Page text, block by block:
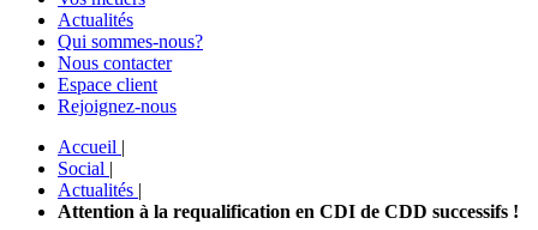
Actualités
Qui sommes-nous?
Nous contacter
Espace client
Rejoignez-nous
Accueil |
Social |
Actualités |
Attention à la requalification en CDI de CDD successifs !